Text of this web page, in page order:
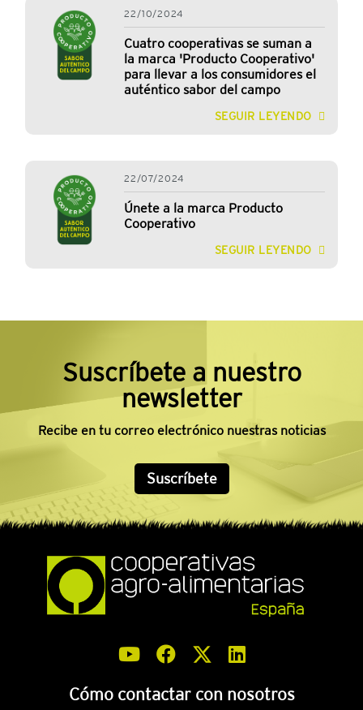
22/10/2024
Cuatro cooperativas se suman a
la marca 'Producto Cooperativo'
para llevar a los consumidores el
auténtico sabor del campo
SEGUIR LEYENDO
22/07/2024
Únete a la marca Producto
Cooperativo
SEGUIR LEYENDO
Suscríbete a nuestro
newsletter
Recibe en tu correo electrónico nuestras noticias
Suscríbete
Cómo contactar con nosotros